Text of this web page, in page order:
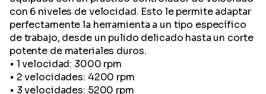
con 6 niveles de velocidad. Esto le permite adaptar
perfectamente la herramienta a un tipo específico
de trabajo, desde un pulido delicado hasta un corte
potente de materiales duros.
• 1 velocidad: 3000 rpm
• 2 velocidades: 4200 rpm
• 3 velocidades: 5200 rpm